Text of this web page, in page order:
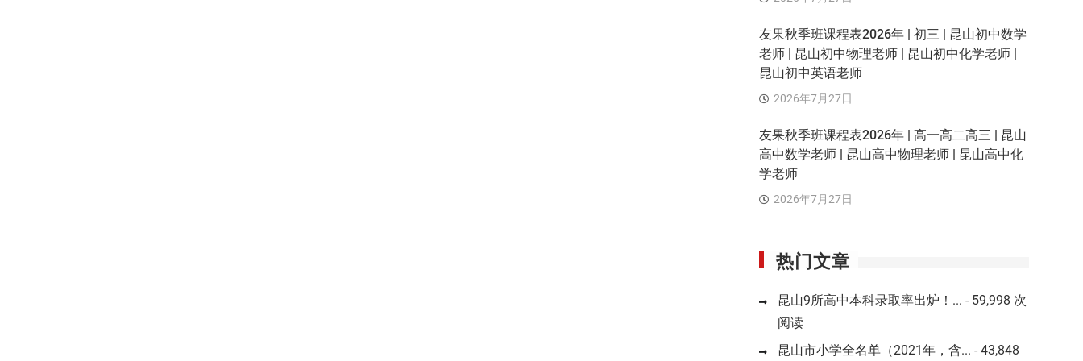
友果秋季班课程表2026年 | 初三 | 昆山初中数学
老师 | 昆山初中物理老师 | 昆山初中化学老师 |
昆山初中英语老师
2026年7月27日
友果秋季班课程表2026年 | 高一高二高三 | 昆山
高中数学老师 | 昆山高中物理老师 | 昆山高中化
学老师
2026年7月27日
热门文章
昆山9所高中本科录取率出炉！... - 59,998 次
阅读
昆山市小学全名单（2021年，含... - 43,848